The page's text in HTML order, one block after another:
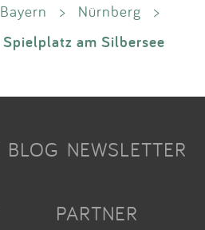
Bayern > Nürnberg
>
Spielplatz am Silbersee
BLOG NEWSLETTER
PARTNER